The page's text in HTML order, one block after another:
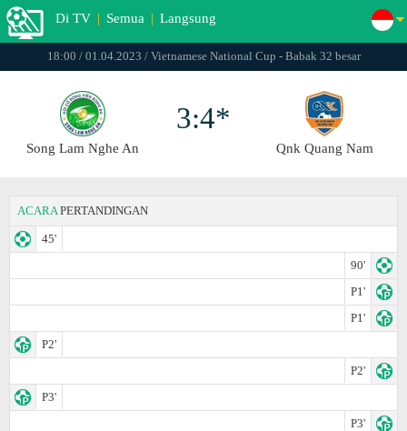
Di TV | Semua | Langsung
18:00 / 01.04.2023 / Vietnamese National Cup - Babak 32 besar
Song Lam Nghe An
3:4*
Qnk Quang Nam
ACARA PERTANDINGAN
45'
90'
P1'
P1'
P2'
P2'
P3'
P3'